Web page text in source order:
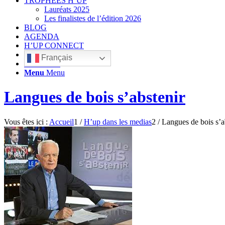
Lauréats 2025
Les finalistes de l’édition 2026
BLOG
AGENDA
H’UP CONNECT
Français
Rechercher
Menu Menu
Langues de bois s’abstenir
Vous êtes ici : Accueil1 / H’up dans les medias2 / Langues de bois